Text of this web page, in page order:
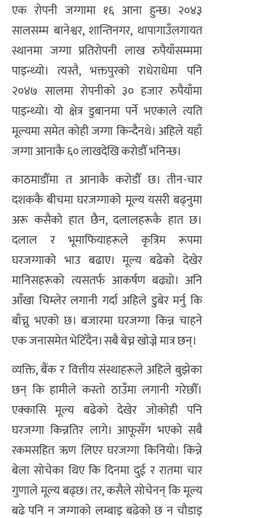
एक रोपनी जग्गामा १६ आना हुन्छ। २०४३
सालसम्म बानेश्वर, शान्तिनगर, थापागाउँलगायत
स्थानमा जग्गा प्रतिरोपनी लाख रुपैयाँसम्ममा
पाइन्थ्यो। त्यस्तै, भक्तपुरको राधेराधेमा पनि
२०४७ सालमा रोपनीको ३० हजार रुपैयाँमा
पाइन्थ्यो। यो क्षेत्र डुबानमा पर्ने भएकाले त्यति
मूल्यमा समेत कोही जग्गा किन्दैनथे। अहिले यहाँ
जग्गा आनाकै ६० लाखदेखि करोडौँ भनिन्छ।
काठमाडौँमा त आनाकै करोडौँ छ। तीन-चार
दशककै बीचमा घरजग्गाको मूल्य यसरी बढ्नुमा
अरू कसैको हात छैन, दलालहरूकै हात छ।
दलाल र भूमाफियाहरूले कृत्रिम रूपमा
घरजग्गाको भाउ बढाए। मूल्य बढेको देखेर
मानिसहरूको त्यसतर्फ आकर्षण बढ्यो। अनि
आँखा चिम्लेर लगानी गर्दा अहिले डुबेर मर्नु कि
बाँच्नु भएको छ। बजारमा घरजग्गा किन्न चाहने
एक जनासमेत भेटिँदैन। सबै बेच्न खोज्ने मात्र छन्।
व्यक्ति, बैंक र वित्तीय संस्थाहरूले अहिले बुझेका
छन् कि हामीले कस्तो ठाउँमा लगानी गरेछौँ।
एक्कासि मूल्य बढेको देखेर जोकोही पनि
घरजग्गा किन्नतिर लागे। आफूसँग भएको सबै
रकमसहित ऋण लिएर घरजग्गा किनियो। किन्ने
बेला सोचेका थिए कि दिनमा दुई र रातमा चार
गुणाले मूल्य बढ्छ। तर, कसैले सोचेनन् कि मूल्य
बढे पनि न जग्गाको लम्बाइ बढेको छ न चौडाइ